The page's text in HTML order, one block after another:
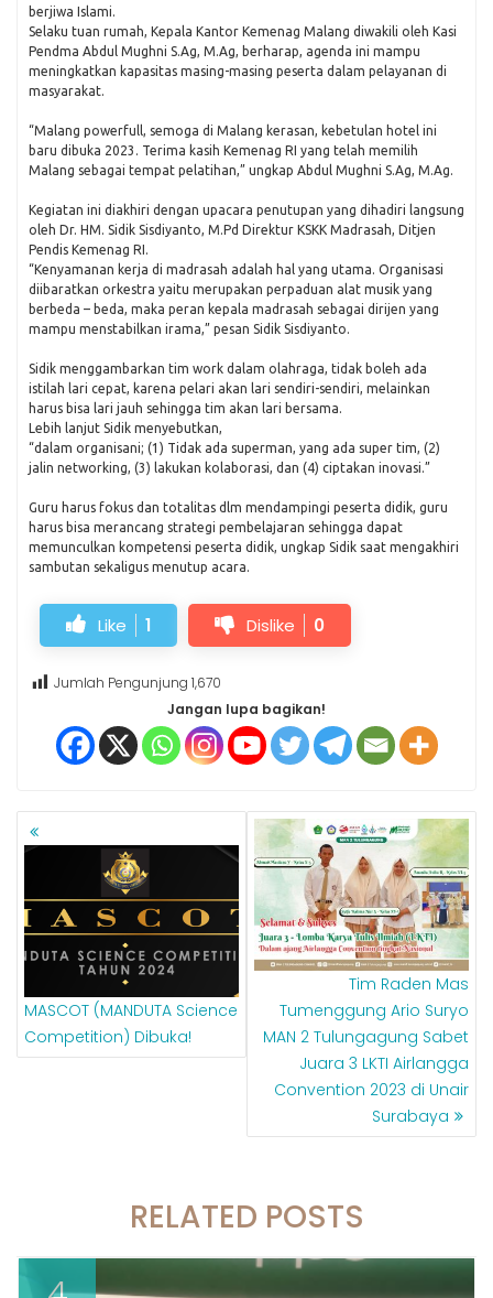
berjiwa Islami.
Selaku tuan rumah, Kepala Kantor Kemenag Malang diwakili oleh Kasi
Pendma Abdul Mughni S.Ag, M.Ag, berharap, agenda ini mampu
meningkatkan kapasitas masing-masing peserta dalam pelayanan di
masyarakat.
“Malang powerfull, semoga di Malang kerasan, kebetulan hotel ini
baru dibuka 2023. Terima kasih Kemenag RI yang telah memilih
Malang sebagai tempat pelatihan,” ungkap Abdul Mughni S.Ag, M.Ag.
Kegiatan ini diakhiri dengan upacara penutupan yang dihadiri langsung
oleh Dr. HM. Sidik Sisdiyanto, M.Pd Direktur KSKK Madrasah, Ditjen
Pendis Kemenag RI.
“Kenyamanan kerja di madrasah adalah hal yang utama. Organisasi
diibaratkan orkestra yaitu merupakan perpaduan alat musik yang
berbeda – beda, maka peran kepala madrasah sebagai dirijen yang
mampu menstabilkan irama,” pesan Sidik Sisdiyanto.
Sidik menggambarkan tim work dalam olahraga, tidak boleh ada
istilah lari cepat, karena pelari akan lari sendiri-sendiri, melainkan
harus bisa lari jauh sehingga tim akan lari bersama.
Lebih lanjut Sidik menyebutkan,
“dalam organisani; (1) Tidak ada superman, yang ada super tim, (2)
jalin networking, (3) lakukan kolaborasi, dan (4) ciptakan inovasi.”
Guru harus fokus dan totalitas dlm mendampingi peserta didik, guru
harus bisa merancang strategi pembelajaran sehingga dapat
memunculkan kompetensi peserta didik, ungkap Sidik saat mengakhiri
sambutan sekaligus menutup acara.
Like 1 Dislike 0
Jumlah Pengunjung 1,670
Jangan lupa bagikan!
NAVIGASI
POS
MASCOT (MANDUTA Science
Competition) Dibuka!
Tim Raden Mas
Tumenggung Ario Suryo
MAN 2 Tulungagung Sabet
Juara 3 LKTI Airlangga
Convention 2023 di Unair
Surabaya
RELATED POSTS